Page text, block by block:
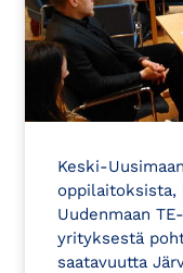
Keski-
oppilaitoksista,
Uudenmaan
yrityksestä
saatavuutta